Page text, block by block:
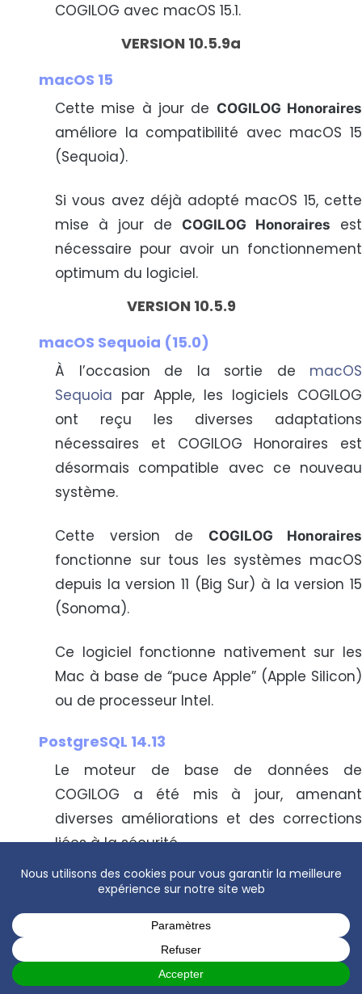
COGILOG avec macOS 15.1.
VERSION 10.5.9a
macOS 15
Cette mise à jour de COGILOG Honoraires
améliore la compatibilité avec macOS 15
(Sequoia).
Si vous avez déjà adopté macOS 15, cette
mise à jour de
COGILOG Honoraires
est
nécessaire pour avoir un fonctionnement
optimum du logiciel.
VERSION 10.5.9
macOS Sequoia (15.0)
À l’occasion de la sortie de macOS
Sequoia par Apple, les logiciels COGILOG
ont reçu les diverses adaptations
nécessaires et COGILOG Honoraires est
désormais compatible avec ce nouveau
système.
Cette version de COGILOG Honoraires
fonctionne sur tous les systèmes macOS
depuis la version 11 (Big Sur) à la version 15
(Sonoma).
Ce logiciel fonctionne nativement sur les
Mac à base de “puce Apple” (Apple Silicon)
ou de processeur Intel.
PostgreSQL 14.13
Le moteur de base de données de
COGILOG a été mis à jour, amenant
diverses améliorations et des corrections
liées à la sécurité.
VERSION 10.5.8
⚠️ Rappel : nouveau système de licence
Si vous avez déjà activé le nouveau
système de licences mis en service en
novembre dernier,vous n’avez rien de